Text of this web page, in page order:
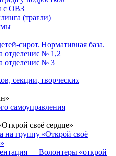
с ОВЗ
(травли)
сирот. Нормативная база.
отделение № 1,2
отделение № 3
секций, творческих
самоуправления
своё сердце»
на группу «Открой своё
— Волонтеры «открой